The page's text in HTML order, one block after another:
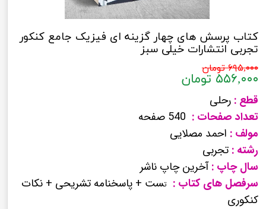
کتاب پرسش های چهار گزینه ای فیزیک جامع کنکور
تجربی انتشارات خیلی سبز
۶۹۵,۰۰۰ تومان
۵۵۶,۰۰۰ تومان
قطع : رحلی
تعداد صفحات :
مولف : احمد مصلایی
رشته : تجربی
سال چاپ :آخرین چاپ ناشر
سرفصل های کتاب : تست + پاسخنامه تشریحی + نکات
کنکوری